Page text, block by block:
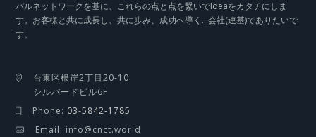
バルネットワークを基に、これらの点と点を繋いでIdeaをカタチにしま
す。お客様と共に成長し、共に歩み、成功へ導く…会社(連基)でありたいで
す。
台東区根岸2丁目20-10
シルバードビル6F
Phone: 03-5842-1785
Email: info@cnct.world